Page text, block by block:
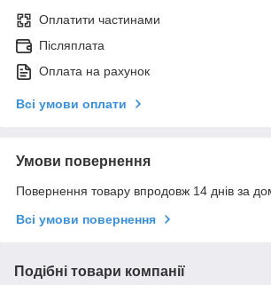
Оплатити частинами
Післяплата
Оплата на рахунок
Всі умови оплати
Умови повернення
Повернення товару впродовж 14 днів за
Всі умови повернення
Подібні товари компанії